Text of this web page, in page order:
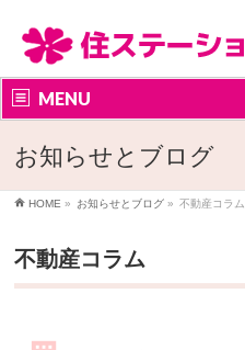
MENU
お知らせとブログ
HOME » お知らせとブログ » 不動産コラム
不動産コラム